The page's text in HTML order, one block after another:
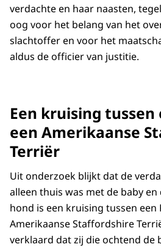
verdachte en haar naasten,
oog voor het belang van het
slachtoffer en voor het
aldus de officier van justitie.
Een kruising
een Amerikaanse
Terriër
Uit onderzoek blijkt dat de
alleen thuis was met de baby
hond is een kruising tussen een
Amerikaanse Staffordshire
verklaard dat zij die ochtend de